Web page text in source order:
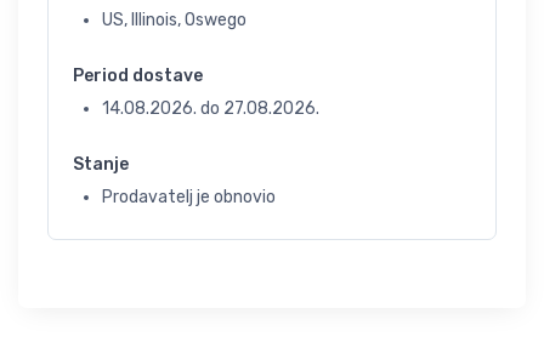
US, Illinois, Oswego
Period dostave
14.08.2026. do 27.08.2026.
Stanje
Prodavatelj je obnovio